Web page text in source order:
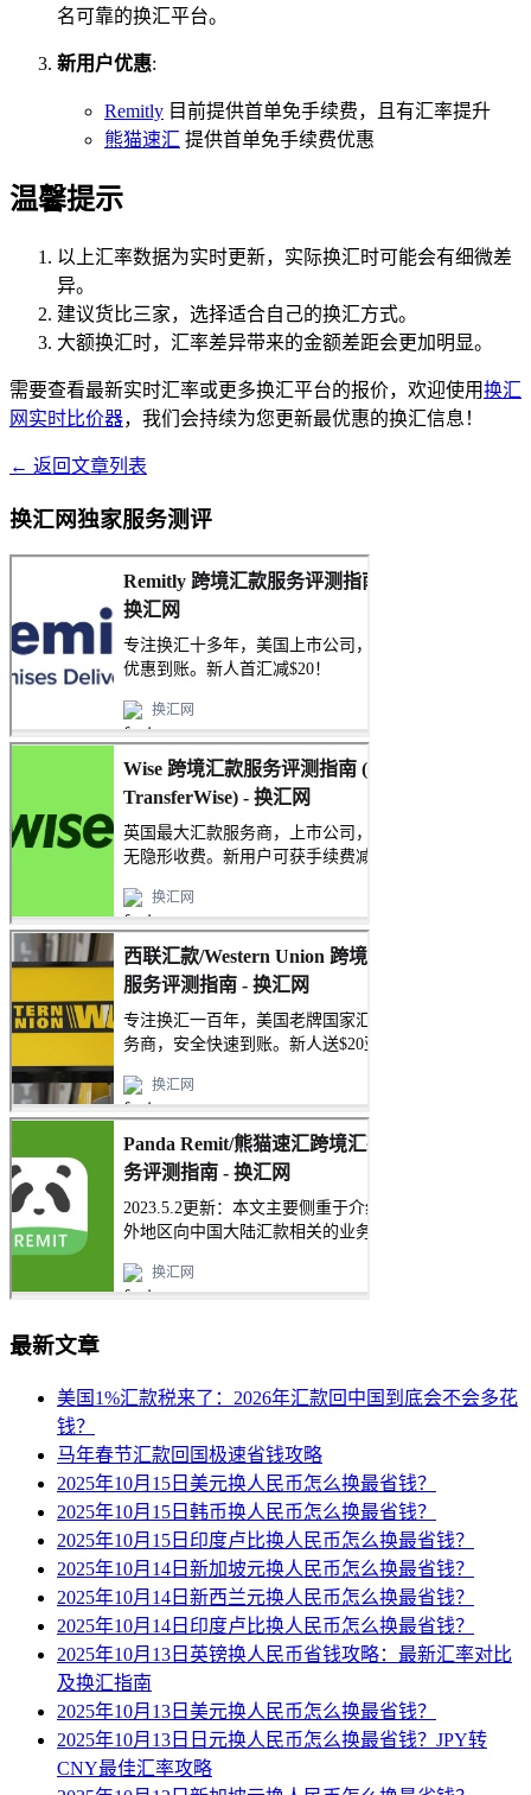
名可靠的换汇平台。
新用户优惠:
Remitly 目前提供首单免手续费，且有汇率提升
熊猫速汇 提供首单免手续费优惠
温馨提示
以上汇率数据为实时更新，实际换汇时可能会有细微差
异。
建议货比三家，选择适合自己的换汇方式。
大额换汇时，汇率差异带来的金额差距会更加明显。
需要查看最新实时汇率或更多换汇平台的报价，欢迎使用换汇
网实时比价器，我们会持续为您更新最优惠的换汇信息！
← 返回文章列表
换汇网独家服务测评
最新文章
美国1%汇款税来了：2026年汇款回中国到底会不会多花
钱？
马年春节汇款回国极速省钱攻略
2025年10月15日美元换人民币怎么换最省钱？
2025年10月15日韩币换人民币怎么换最省钱？
2025年10月15日印度卢比换人民币怎么换最省钱？
2025年10月14日新加坡元换人民币怎么换最省钱？
2025年10月14日新西兰元换人民币怎么换最省钱？
2025年10月14日印度卢比换人民币怎么换最省钱？
2025年10月13日英镑换人民币省钱攻略：最新汇率对比
及换汇指南
2025年10月13日美元换人民币怎么换最省钱？
2025年10月13日日元换人民币怎么换最省钱？JPY转
CNY最佳汇率攻略